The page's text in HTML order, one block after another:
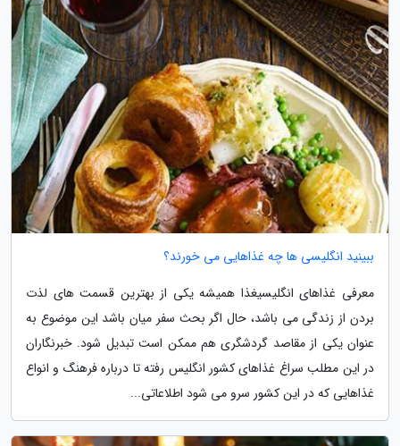
ببینید انگلیسی ها چه غذاهایی می خورند؟
معرفی غذاهای انگلیسیغذا همیشه یکی از بهترین قسمت های لذت
بردن از زندگی می باشد، حال اگر بحث سفر میان باشد این موضوع به
عنوان یکی از مقاصد گردشگری هم ممکن است تبدیل شود. خبرنگاران
در این مطلب سراغ غذاهای کشور انگلیس رفته تا درباره فرهنگ و انواع
غذاهایی که در این کشور سرو می شود اطلاعاتی...